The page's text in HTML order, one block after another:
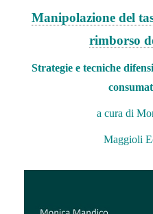
Manipolazione del
rimborso
Strategie e tecniche
a cura di
Maggioli